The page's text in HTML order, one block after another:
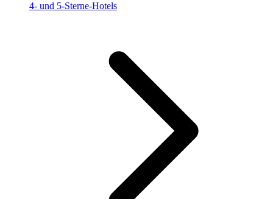
4- und 5-Sterne-Hotels